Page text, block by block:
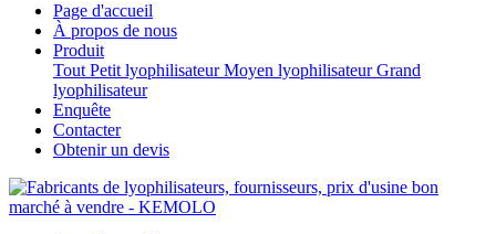
Page d'accueil
À propos de nous
Produit
Tout Petit lyophilisateur Moyen lyophilisateur Grand
lyophilisateur
Enquête
Contacter
Obtenir un devis